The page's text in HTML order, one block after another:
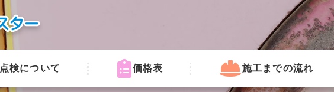
点検について 価格表 施工までの流れ